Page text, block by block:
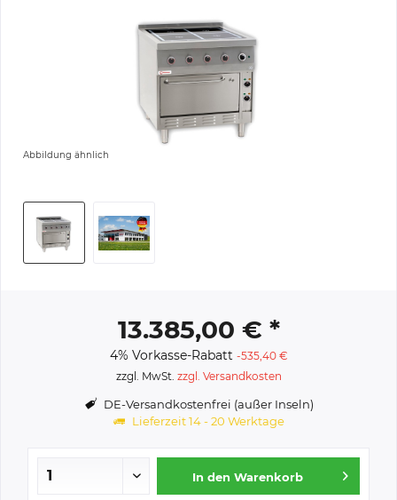
Abbildung ähnlich
13.385,00 € *
4% Vorkasse-Rabatt -535,40 €
zzgl. MwSt. zzgl. Versandkosten
DE-Versandkostenfrei (außer Inseln)
Lieferzeit 14 - 20 Werktage
In den Warenkorb